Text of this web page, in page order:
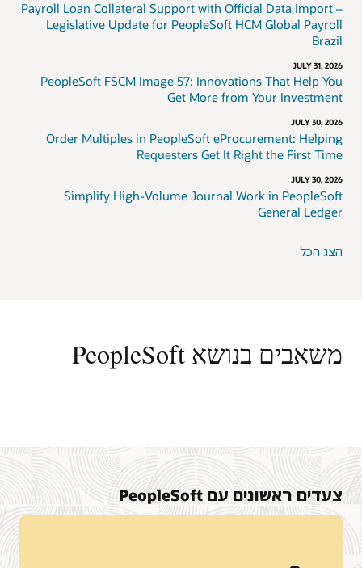
Payroll Loan Collateral Support with Official Data Import –
Legislative Update for PeopleSoft HCM Global Payroll
Brazil
JULY 31, 2026
PeopleSoft FSCM Image 57: Innovations That Help You
Get More from Your Investment
JULY 30, 2026
Order Multiples in PeopleSoft eProcurement: Helping
Requesters Get It Right the First Time
JULY 30, 2026
Simplify High-Volume Journal Work in PeopleSoft
General Ledger
הצג הכל
משאבים בנושא PeopleSoft
צעדים ראשונים עם PeopleSoft